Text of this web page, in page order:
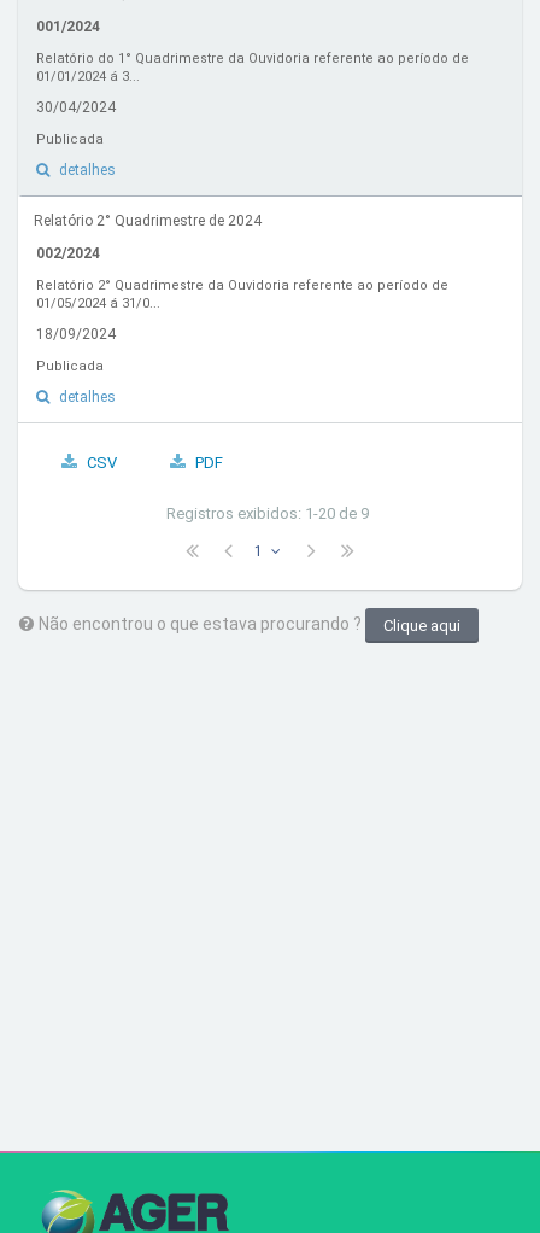
001/2024
Relatório do 1° Quadrimestre da Ouvidoria referente ao período de
01/01/2024 á 3...
30/04/2024
Publicada
detalhes
Relatório 2° Quadrimestre de 2024
002/2024
Relatório 2° Quadrimestre da Ouvidoria referente ao período de
01/05/2024 á 31/0...
18/09/2024
Publicada
detalhes
CSV PDF
Registros exibidos: 1-20 de 9
1
Não encontrou o que estava procurando ? Clique aqui